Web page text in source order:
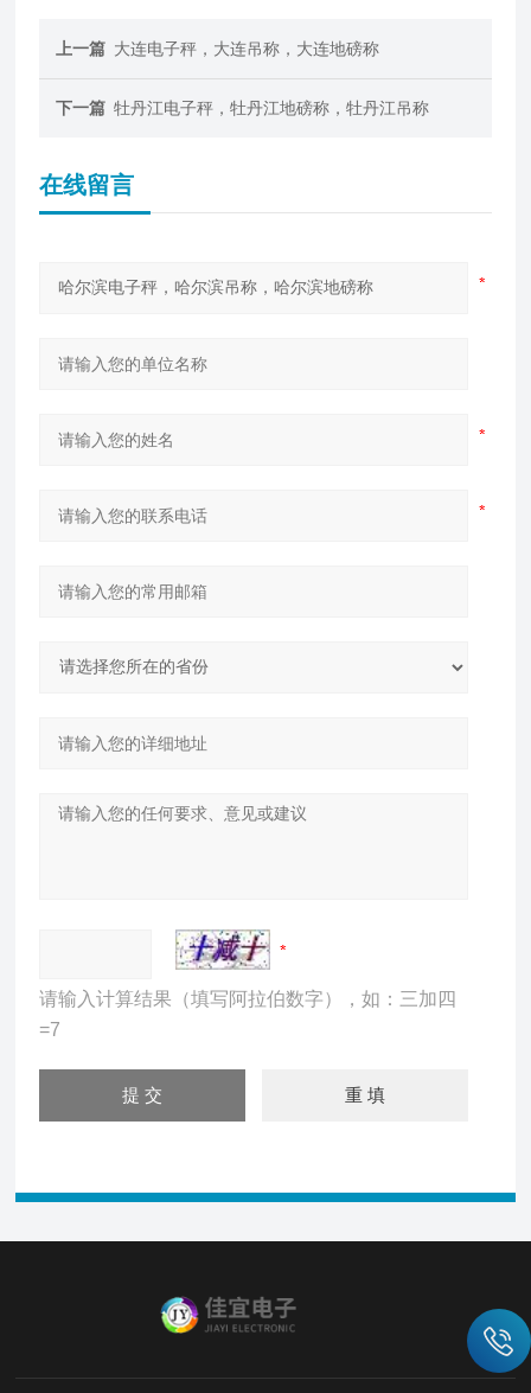
上一篇 大连电子秤，大连吊称，大连地磅称
下一篇 牡丹江电子秤，牡丹江地磅称，牡丹江吊称
在线留言
请输入计算结果（填写阿拉伯数字），如：三加四
=7